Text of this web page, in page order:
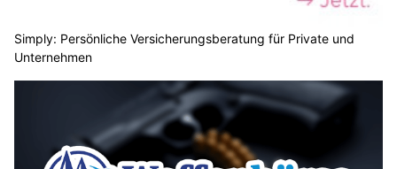
Simply: Persönliche Versicherungsberatung für Private und
Unternehmen